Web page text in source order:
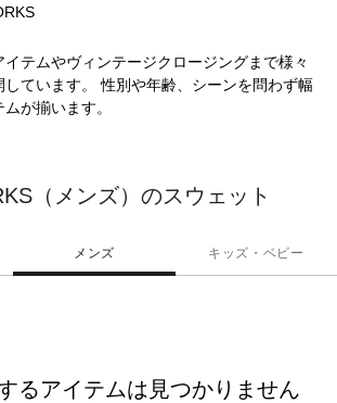
テムやヴィンテージクロージングまで様々
しています。 性別や年齢、シーンを問わず幅
が揃います。
（メンズ）のスウェット
メンズ キッズ・ベビー
るアイテムは見つかりません